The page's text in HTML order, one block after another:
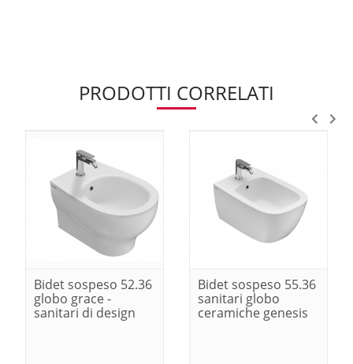
PRODOTTI CORRELATI
Bidet sospeso 52.36
globo grace -
sanitari di design
Bidet sospeso 55.36
sanitari globo
ceramiche genesis